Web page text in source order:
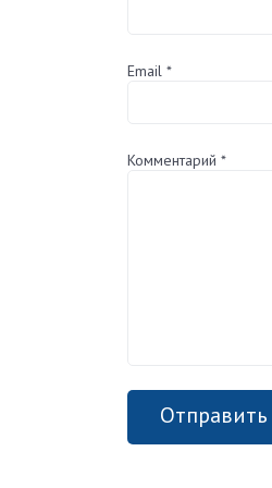
Email *
Комментарий *